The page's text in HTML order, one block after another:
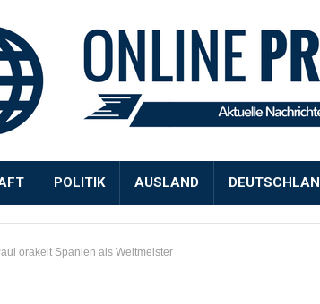
POLITIK AUSLAND
orakelt Spanien als Weltmeister